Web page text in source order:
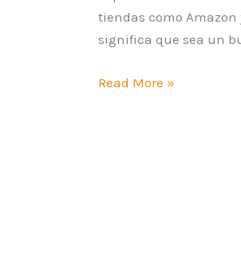
tiendas como
significa que sea un
Read More »